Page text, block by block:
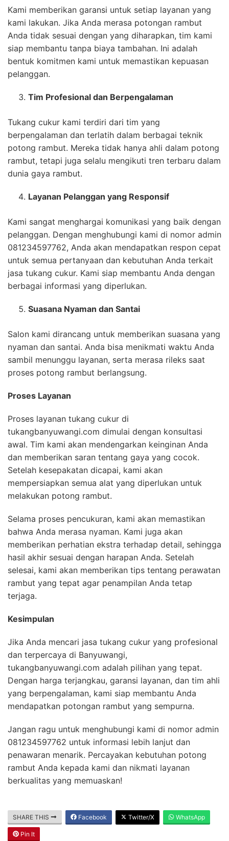
Kami memberikan garansi untuk setiap layanan yang
kami lakukan. Jika Anda merasa potongan rambut
Anda tidak sesuai dengan yang diharapkan, tim kami
siap membantu tanpa biaya tambahan. Ini adalah
bentuk komitmen kami untuk memastikan kepuasan
pelanggan.
Tim Profesional dan Berpengalaman
Tukang cukur kami terdiri dari tim yang
berpengalaman dan terlatih dalam berbagai teknik
potong rambut. Mereka tidak hanya ahli dalam potong
rambut, tetapi juga selalu mengikuti tren terbaru dalam
dunia gaya rambut.
Layanan Pelanggan yang Responsif
Kami sangat menghargai komunikasi yang baik dengan
pelanggan. Dengan menghubungi kami di nomor admin
081234597762, Anda akan mendapatkan respon cepat
untuk semua pertanyaan dan kebutuhan Anda terkait
jasa tukang cukur. Kami siap membantu Anda dengan
berbagai informasi yang diperlukan.
Suasana Nyaman dan Santai
Salon kami dirancang untuk memberikan suasana yang
nyaman dan santai. Anda bisa menikmati waktu Anda
sambil menunggu layanan, serta merasa rileks saat
proses potong rambut berlangsung.
Proses Layanan
Proses layanan tukang cukur di
tukangbanyuwangi.com dimulai dengan konsultasi
awal. Tim kami akan mendengarkan keinginan Anda
dan memberikan saran tentang gaya yang cocok.
Setelah kesepakatan dicapai, kami akan
mempersiapkan semua alat yang diperlukan untuk
melakukan potong rambut.
Selama proses pencukuran, kami akan memastikan
bahwa Anda merasa nyaman. Kami juga akan
memberikan perhatian ekstra terhadap detail, sehingga
hasil akhir sesuai dengan harapan Anda. Setelah
selesai, kami akan memberikan tips tentang perawatan
rambut yang tepat agar penampilan Anda tetap
terjaga.
Kesimpulan
Jika Anda mencari jasa tukang cukur yang profesional
dan terpercaya di Banyuwangi,
tukangbanyuwangi.com adalah pilihan yang tepat.
Dengan harga terjangkau, garansi layanan, dan tim ahli
yang berpengalaman, kami siap membantu Anda
mendapatkan potongan rambut yang sempurna.
Jangan ragu untuk menghubungi kami di nomor admin
081234597762 untuk informasi lebih lanjut dan
penawaran menarik. Percayakan kebutuhan potong
rambut Anda kepada kami dan nikmati layanan
berkualitas yang memuaskan!
SHARE THIS Facebook Twitter/X WhatsApp
Pin It